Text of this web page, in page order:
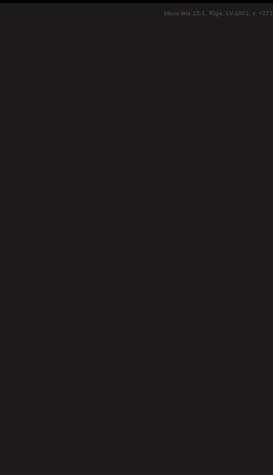
Miera iela 15-1, Rīga, LV-1001, t: